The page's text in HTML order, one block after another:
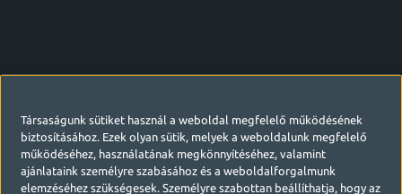
Társaságunk sütiket használ a weboldal megfelelő működésének
biztosításához. Ezek olyan sütik, melyek a weboldalunk megfelelő
működéséhez, használatának megkönnyítéséhez, valamint
ajánlataink személyre szabásához és a weboldalforgalmunk
elemzéséhez szükségesek. Személyre szabottan beállíthatja, hogy az